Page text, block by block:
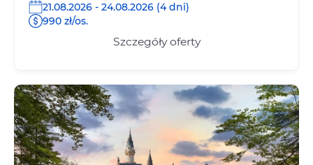
21.08.2026 - 24.08.2026 (4 dni)
990 zł/os.
Szczegóły oferty